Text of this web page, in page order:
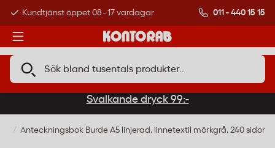
Kundtjänst öppet 08 - 17 vardagar Över 500 000
011 - 440 15 15
Svalkande dryck 99:-
Anteckningsbok Burde A5 linjerad, linnetextil mörkgrå, 240 sidor